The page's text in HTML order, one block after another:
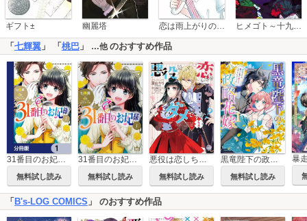
ギフト± 幽麗塔 恋は雨上がりのように ヒメゴト～十九歳の制服～
「 七輝翼 」 「 桃巴 」 …他のおすすめ作品
31番目のお妃様【分冊版】
無料試し読み
31番目のお妃様【タテスク】
無料試し読み
悪役は恋しちゃダメですか？
無料試し読み
黒竜陛下の政略花嫁 魔女ですが、助けた竜に嫁入りさせられそうです
無料試し読み
「 B's-LOG COMICS 」 のおすすめ作品